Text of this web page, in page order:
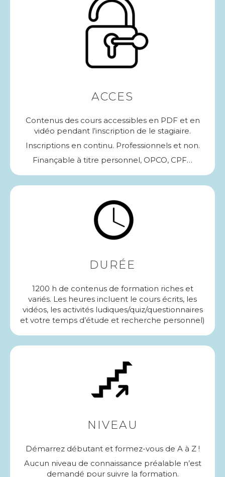
ACCES
Contenus des cours accessibles en PDF et en
vidéo pendant l’inscription de le stagiaire.
Inscriptions en continu. Professionnels et non.
Finançable à titre personnel, OPCO, CPF…
DURÉE
1200 h de contenus de formation riches et
variés. Les heures incluent le cours écrits, les
vidéos, les activités ludiques/quiz/questionnaires
et votre temps d’étude et recherche personnel)
NIVEAU
Démarrez débutant et formez-vous de A à Z !
Aucun niveau de connaissance préalable n’est
demandé pour suivre la formation.